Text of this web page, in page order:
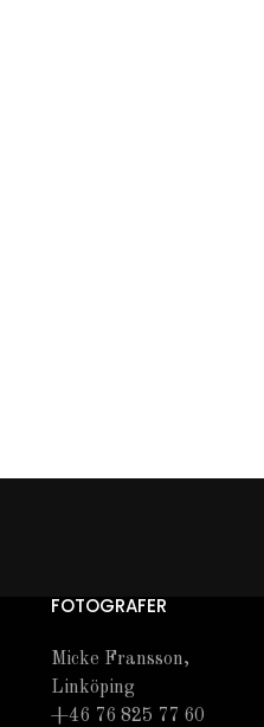
FOTOGRAFER
Micke Fransson,
Linköping
+46 76 825 77 60